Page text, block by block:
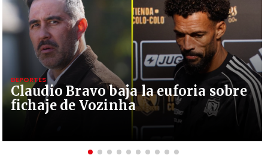
Claudio Bravo baja la euforia sobre
fichaje de Vozinha
DEPORTES